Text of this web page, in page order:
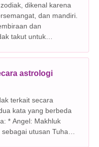
dikenal karena
dan mandiri.
dan
takut untuk
lebih dari yang lain.
astrologi
terkait secara
kata yang berbeda
utusan Tuhan. *